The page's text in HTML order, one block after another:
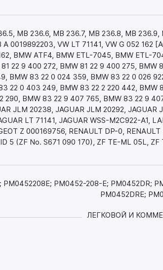
обеспечивает хорошие
свойства для зубчатых зацеплений и
фрикционные свойства для
элементов, что обеспечивает
экономию топлива, плавное без
переключение передач и увеличение
службы всех элементов трансмиссии.
Обеспечивает слаженную и плавную
сцеплений. Предотвращает задир;
- Обладает высокой
химической стабильностью и
деградации на протяжении всего
образование шлама, лака, нагара и
углеродистых отложений, увеличить
деталей трансмиссии, что снижает
MB 236.6, MB 236.7, MB 236.8, MB 236.9,
0019892203, VW LT 71141, VW G 052 162
BMW ATF4, BMW ETL-7045, BMW ETL-
22 9 400 272, BMW 81 22 9 400 275, BMW
BMW 83 22 0 024 359, BMW 83 22 0 026
22 0 403 249, BMW 83 22 2 220 442, BMW
BMW 83 22 9 407 765, BMW 83 22 9
JLM 20238, JAGUAR JLM 20292, JAGUAR
LT 71141, JAGUAR WSS-M2C922-A1,
Z 000169756, RENAULT DP-0, RENAULT
5 (ZF No. S671 090 170), ZF TE-ML 05L, ZF
PM0452-208-E; PM0452DR;
PM0452DRE;
ЛЕГКОВОЙ И